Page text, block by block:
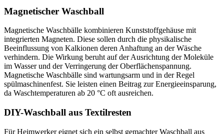
Magnetischer Waschball
Magnetische Waschbälle kombinieren Kunststoffgehäuse mit
integrierten Magneten. Diese sollen durch die physikalische
Beeinflussung von Kalkionen deren Anhaftung an der Wäsche
verhindern. Die Wirkung beruht auf der Ausrichtung der Moleküle
im Wasser und der Verringerung der Oberflächenspannung.
Magnetische Waschbälle sind wartungsarm und in der Regel
spülmaschinenfest. Sie leisten einen Beitrag zur Energieeinsparung,
da Waschtemperaturen ab 20 °C oft ausreichen.
DIY-Waschball aus Textilresten
Für Heimwerker eignet sich ein selbst gemachter Waschball aus